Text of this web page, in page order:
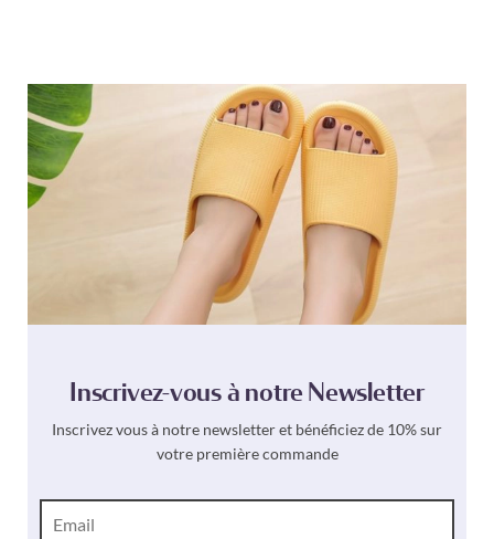
Inscrivez-vous à notre Newsletter
Inscrivez vous à notre newsletter et bénéficiez de 10% sur
votre première commande